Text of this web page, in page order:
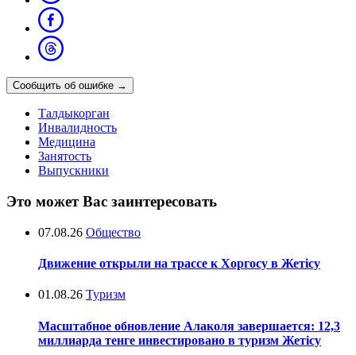
Сообщить об ошибке →
Талдыкорган
Инвалидность
Медицина
Занятость
Выпускники
Это может Вас заинтересовать
07.08.26 Общество
Движение открыли на трассе к Хоргосу в Жетісу
01.08.26 Туризм
Масштабное обновление Алаколя завершается: 12,3
миллиарда тенге инвестировано в туризм Жетісу